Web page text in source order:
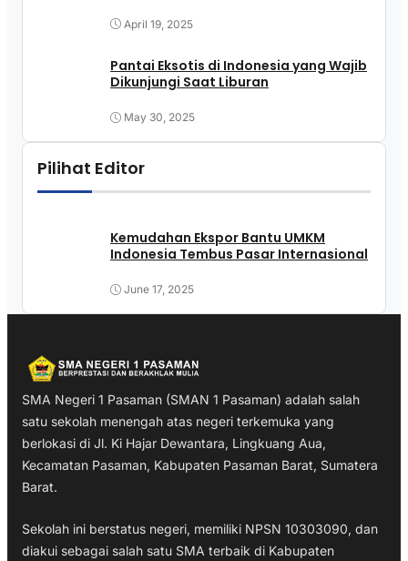
April 19, 2025
Pantai Eksotis di Indonesia yang Wajib
Dikunjungi Saat Liburan
May 30, 2025
Pilihat Editor
Kemudahan Ekspor Bantu UMKM
Indonesia Tembus Pasar Internasional
June 17, 2025
SMA Negeri 1 Pasaman (SMAN 1 Pasaman) adalah salah
satu sekolah menengah atas negeri terkemuka yang
berlokasi di Jl. Ki Hajar Dewantara, Lingkuang Aua,
Kecamatan Pasaman, Kabupaten Pasaman Barat, Sumatera
Barat.
Sekolah ini berstatus negeri, memiliki NPSN 10303090, dan
diakui sebagai salah satu SMA terbaik di Kabupaten